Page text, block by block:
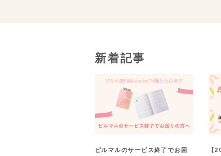
新着記事
ピルマルのサービス終了でお困
【